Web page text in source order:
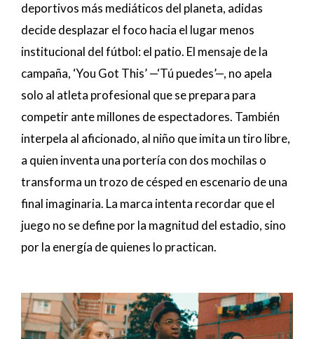
deportivos más mediáticos del planeta, adidas
decide desplazar el foco hacia el lugar menos
institucional del fútbol: el patio. El mensaje de la
campaña, ‘You Got This’ —‘Tú puedes’—, no apela
solo al atleta profesional que se prepara para
competir ante millones de espectadores. También
interpela al aficionado, al niño que imita un tiro libre,
a quien inventa una portería con dos mochilas o
transforma un trozo de césped en escenario de una
final imaginaria. La marca intenta recordar que el
juego no se define por la magnitud del estadio, sino
por la energía de quienes lo practican.